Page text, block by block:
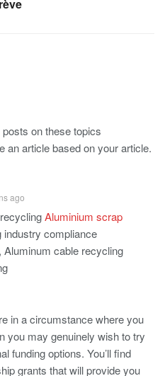
on these topics
an article based on your article.
ago
Aluminium scrap
compliance
cable recycling
in a circumstance where you
you may genuinely wish to try
funding options. You’ll find
grants that will provide you